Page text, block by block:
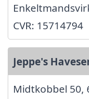
CVR: 15714794
Jeppe's
Midtkobbel 50,